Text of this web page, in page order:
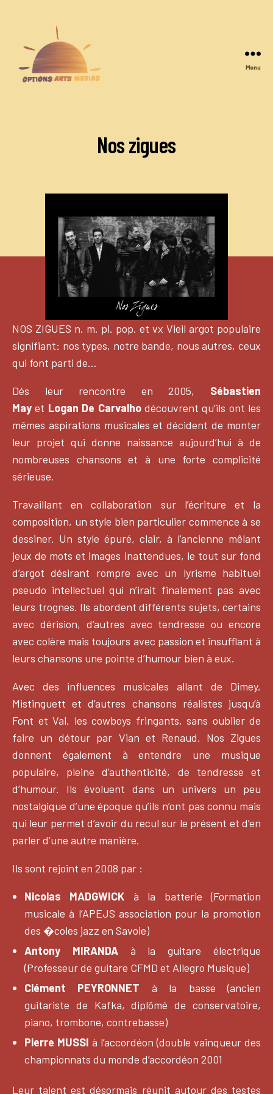
Menu
Nos zigues
NOS ZIGUES n. m. pl. pop. et vx Vieil argot populaire
signifiant: nos types, notre bande, nous autres, ceux
qui font parti de…
Dés leur rencontre en 2005, Sébastien
May et Logan De Carvalhodécouvrent qu’ils ont les
mêmes aspirations musicales et décident de monter
leur projet qui donne naissance aujourd’hui à de
nombreuses chansons et à une forte complicité
sérieuse.
Travaillant en collaboration sur l’écriture et la
composition, un style bien particulier commence à se
dessiner. Un style épuré, clair, à l’ancienne mêlant
jeux de mots et images inattendues, le tout sur fond
d’argot désirant rompre avec un lyrisme habituel
pseudo intellectuel qui n’irait finalement pas avec
leurs trognes. Ils abordent différents sujets, certains
avec dérision, d’autres avec tendresse ou encore
avec colère mais toujours avec passion et insufflant à
leurs chansons une pointe d’humour bien à eux.
Avec des influences musicales allant de Dimey,
Mistinguett et d’autres chansons réalistes jusqu’à
Font et Val, les cowboys fringants, sans oublier de
faire un détour par Vian et Renaud, Nos Zigues
donnent également à entendre une musique
populaire, pleine d’authenticité, de tendresse et
d’humour. Ils évoluent dans un univers un peu
nostalgique d’une époque qu’ils n’ont pas connu mais
qui leur permet d’avoir du recul sur le présent et d’en
parler d’une autre manière.
Ils sont rejoint en 2008 par :
Nicolas MADGWICK à la batterie (Formation
musicale à l’APEJS association pour la promotion
des �coles jazz en Savoie)
Antony MIRANDAà la guitare électrique
(Professeur de guitare CFMD et Allegro Musique)
Clément PEYRONNET à la basse (ancien
guitariste de Kafka, diplômé de conservatoire,
piano, trombone, contrebasse)
Pierre MUSSI à l’accordéon (double vainqueur des
championnats du monde d’accordéon 2001
Leur talent est désormais réunit autour des testes